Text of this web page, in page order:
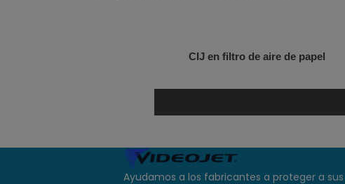
CIJ en filtro de aire de papel
Ayudamos a los fabricantes a proteger a